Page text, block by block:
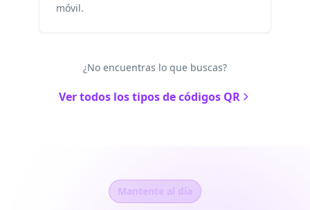
móvil.
¿No encuentras lo que buscas?
Ver todos los tipos de códigos QR
Mantente al día